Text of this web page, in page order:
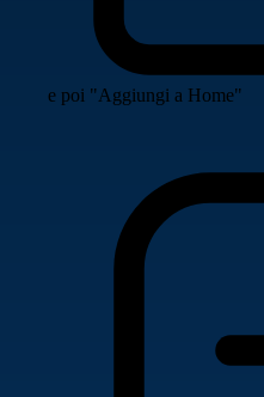
e poi "Aggiungi a Home"